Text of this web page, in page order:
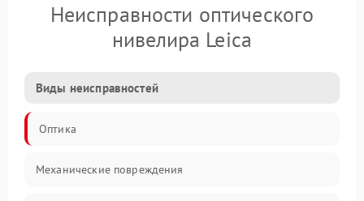
Неисправности оптического
нивелира Leica
Виды неисправностей
Оптика
Механические повреждения